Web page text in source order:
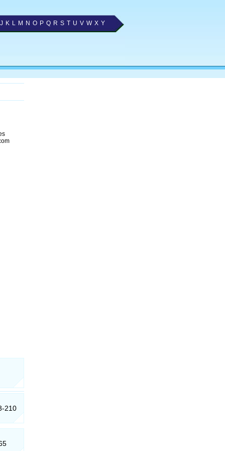
J K L M N O P Q R S T U V W X Y
210